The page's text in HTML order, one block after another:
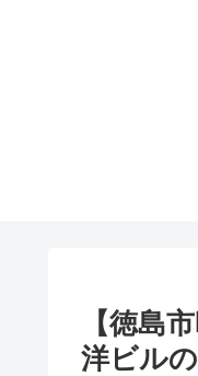
【徳島
洋ビル